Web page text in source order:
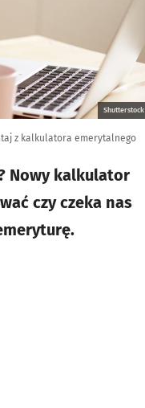
Shutterstock
z kalkulatora emerytalnego
Nowy kalkulator
czy czeka nas